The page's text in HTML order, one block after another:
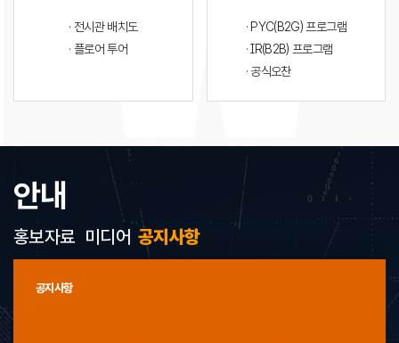
· 전시관 배치도
· 플로어 투어
· PYC(B2G) 프로그램
· IR(B2B) 프로그램
· 공식오찬
안내
공지사항
공지사항
홍보자료 미디어